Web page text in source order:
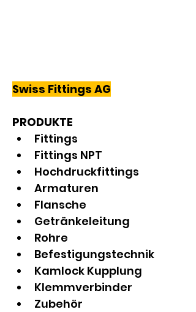
Swiss Fittings AG
PRODUKTE
Fittings
Fittings NPT
Hochdruckfittings
Armaturen
Flansche
Getränkeleitung
Rohre
Befestigungstechnik
Kamlock Kupplung
Klemmverbinder
Zubehör